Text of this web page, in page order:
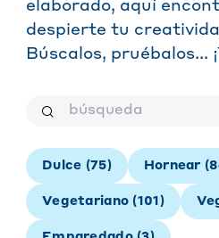
elaborado, aquí
despierte tu
Búscalos, pruébalos...
Dulce (75) Hornear (
Vegetariano (101 )